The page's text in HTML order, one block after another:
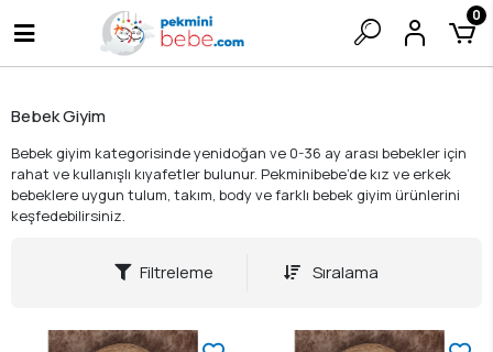
0
Bebek Giyim
Bebek giyim kategorisinde yenidoğan ve 0-36 ay arası bebekler için
rahat ve kullanışlı kıyafetler bulunur. Pekminibebe’de kız ve erkek
bebeklere uygun tulum, takım, body ve farklı bebek giyim ürünlerini
keşfedebilirsiniz.
Filtreleme Sıralama